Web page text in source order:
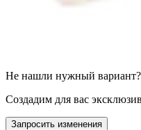
Не нашли нужный вариант?
Создадим для вас
Запросить изменения